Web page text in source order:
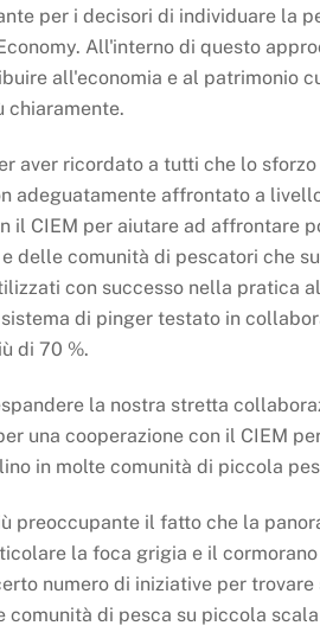
per i decisori di individuare la
All'interno di questo
all'economia e al patrimonio
chiaramente.
aver ricordato a tutti che lo
adeguatamente affrontato a
il CIEM per aiutare ad affrontare
delle comunità di pescatori che
con successo nella pratica
sistema di pinger testato in
di 70 %.
la nostra stretta
una cooperazione con il CIEM
in molte comunità di piccola
preoccupante il fatto che la
la foca grigia e il
numero di iniziative per
comunità di pesca su piccola